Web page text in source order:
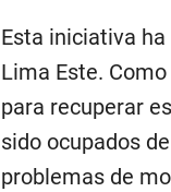
Esta iniciativa
Lima Este.
para recuperar
sido ocupados
problemas de